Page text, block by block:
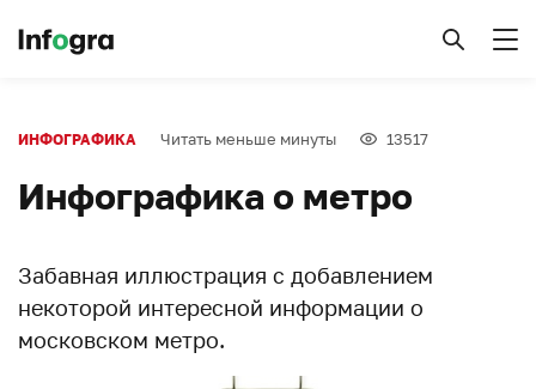
ИНФОГРАФИКА Читать меньше минуты 13517
Инфографика о метро
Забавная иллюстрация с добавлением
некоторой интересной информации о
московском метро.